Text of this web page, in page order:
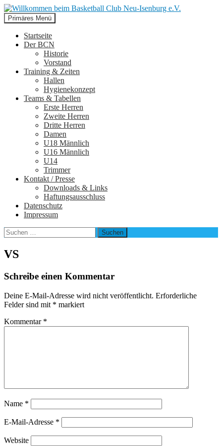
Willkommen beim Basketball
Club Neu-Isenburg e.V.
Suchen
Primäres Menü
Inhalt
Startseite
Der BCN
Historie
Vorstand
Training & Zeiten
Hallen
Hygienekonzept
Teams & Tabellen
Erste Herren
Zweite Herren
Dritte Herren
Damen
U18 Männlich
U16 Männlich
U14
Trimmer
Kontakt / Presse
Downloads & Links
Haftungsausschluss
Datenschutz
Impressum
Suchen
nach:
VS
Schreibe einen Kommentar
Deine E-Mail-Adresse wird nicht veröffentlicht. Erforderliche
Felder sind mit * markiert
Kommentar *
Name *
E-Mail-Adresse *
Website